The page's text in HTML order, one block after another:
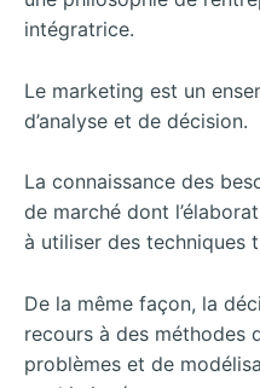
intégratrice.
Le marketing est un
d’analyse et de décision.
La connaissance des
de marché dont
à utiliser des techniques
De la même façon, la
recours à des méthodes
problèmes et de